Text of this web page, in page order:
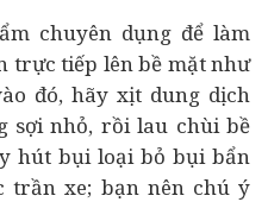
chuyên dụng để làm
trực tiếp lên bề mặt như
đó, hãy xịt dung dịch
sợi nhỏ, rồi lau chùi bề
hút bụi loại bỏ bụi bẩn
trần xe; bạn nên chú ý